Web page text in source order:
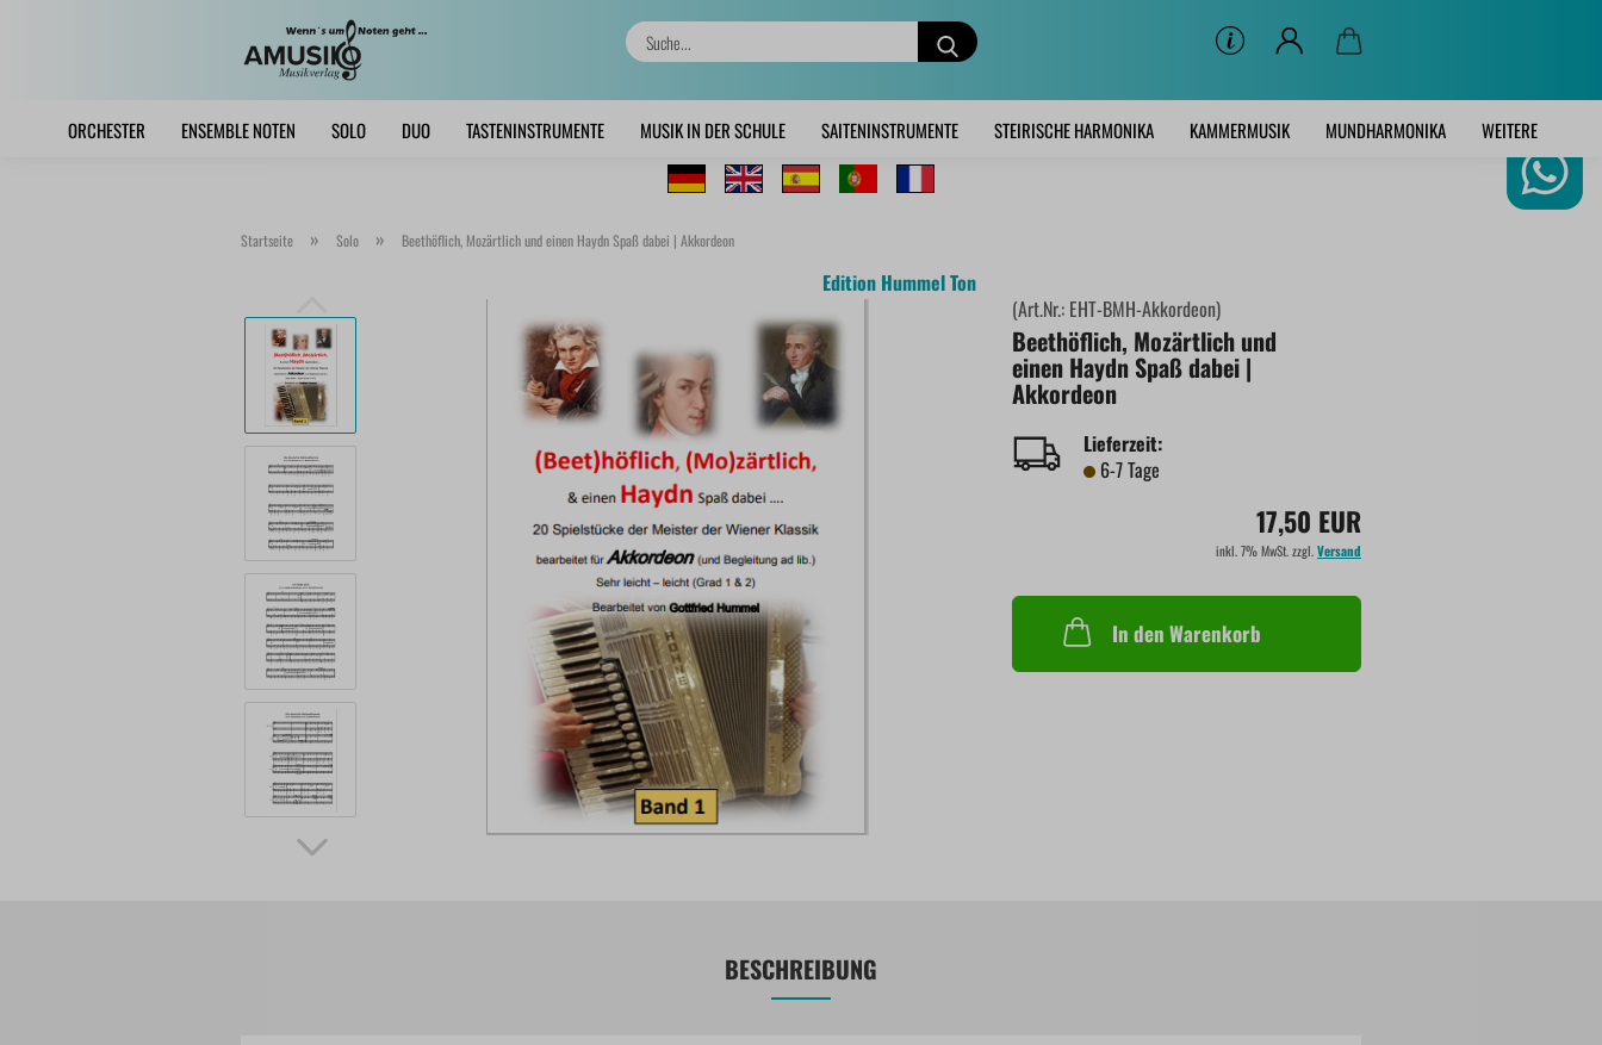
Suche...
ORCHESTER ENSEMBLE NOTEN SOLO DUO TASTENINSTRUMENTE MUSIK IN DER SCHULE SAITENINSTRUMENTE STEIRISCHE HARMONIKA KAMMERMUSIK MUNDHARMONIKA WEITERE
Startseite » Solo » Beethöflich, Mozärtlich und einen Haydn Spaß dabei | Akkordeon
Edition Hummel Ton
(Art.Nr.: EHT-BMH-Akkordeon)
Beethöflich, Mozärtlich und
einen Haydn Spaß dabei |
Akkordeon
Lieferzeit:
6-7 Tage
17,50 EUR
inkl. 7% MwSt. zzgl.Versand
In den Warenkorb
BESCHREIBUNG